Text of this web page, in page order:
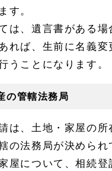
す。
は、遺言書がある場
れば、生前に名義変
うことになります。
の管轄法務局
は、土地・家屋の所
の法務局が決められ
屋について、相続登